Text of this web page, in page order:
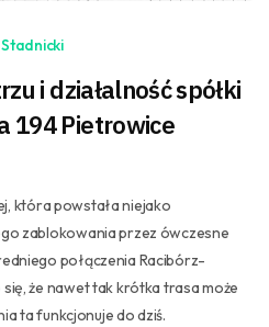
i działalność spółki
194 Pietrowice
która powstała niejako
zablokowania przez ówczesne
połączenia Racibórz-
że nawet tak krótka trasa może
ta funkcjonuje do dziś.